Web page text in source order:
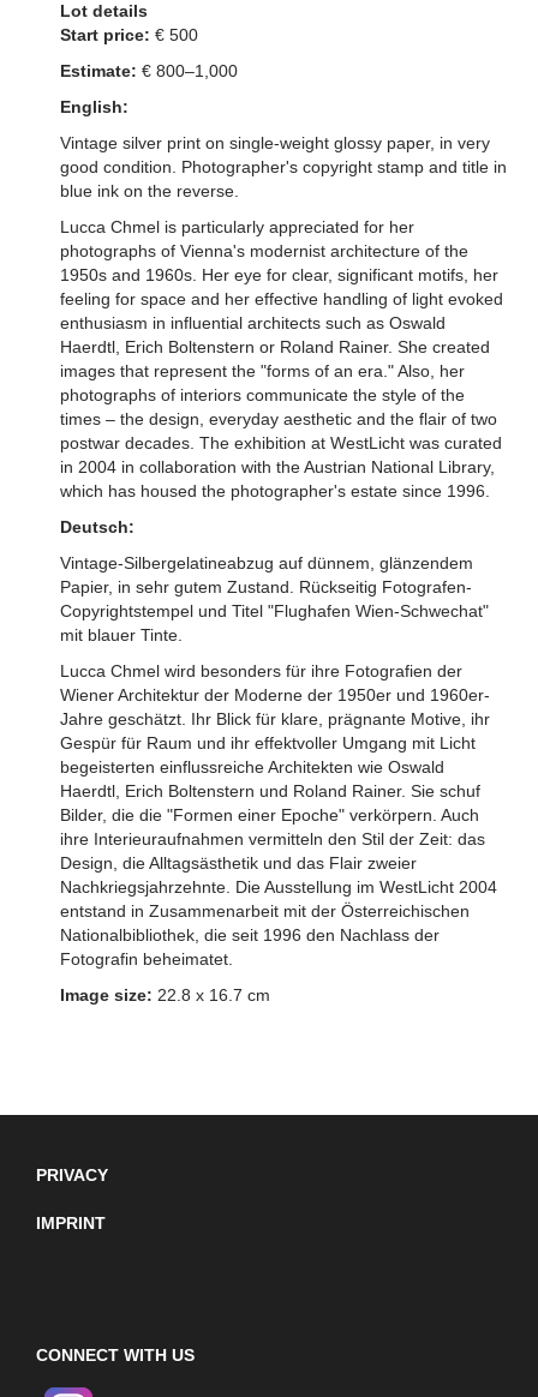
Lot details
Start price: € 500
Estimate: € 800–1,000
English:
Vintage silver print on single-weight glossy paper, in very
good condition. Photographer's copyright stamp and title in
blue ink on the reverse.
Lucca Chmel is particularly appreciated for her
photographs of Vienna's modernist architecture of the
1950s and 1960s. Her eye for clear, significant motifs, her
feeling for space and her effective handling of light evoked
enthusiasm in influential architects such as Oswald
Haerdtl, Erich Boltenstern or Roland Rainer. She created
images that represent the "forms of an era." Also, her
photographs of interiors communicate the style of the
times – the design, everyday aesthetic and the flair of two
postwar decades. The exhibition at WestLicht was curated
in 2004 in collaboration with the Austrian National Library,
which has housed the photographer's estate since 1996.
Deutsch:
Vintage-Silbergelatineabzug auf dünnem, glänzendem
Papier, in sehr gutem Zustand. Rückseitig Fotografen-
Copyrightstempel und Titel "Flughafen Wien-Schwechat"
mit blauer Tinte.
Lucca Chmel wird besonders für ihre Fotografien der
Wiener Architektur der Moderne der 1950er und 1960er-
Jahre geschätzt. Ihr Blick für klare, prägnante Motive, ihr
Gespür für Raum und ihr effektvoller Umgang mit Licht
begeisterten einflussreiche Architekten wie Oswald
Haerdtl, Erich Boltenstern und Roland Rainer. Sie schuf
Bilder, die die "Formen einer Epoche" verkörpern. Auch
ihre Interieuraufnahmen vermitteln den Stil der Zeit: das
Design, die Alltagsästhetik und das Flair zweier
Nachkriegsjahrzehnte. Die Ausstellung im WestLicht 2004
entstand in Zusammenarbeit mit der Österreichischen
Nationalbibliothek, die seit 1996 den Nachlass der
Fotografin beheimatet.
Image size: 22.8 x 16.7 cm
PRIVACY
IMPRINT
CONNECT WITH US